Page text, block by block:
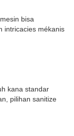
bisa
intricacies mékanis
kana standar
pilihan sanitize